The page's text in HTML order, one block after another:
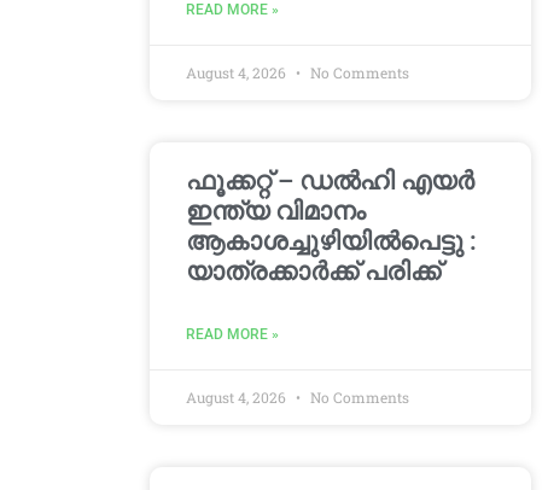
READ MORE »
August 4, 2026 No Comments
ഫൂക്കറ്റ് – ഡൽഹി എയര്‍
ഇന്ത്യ വിമാനം
ആകാശച്ചുഴിയില്‍പെട്ടു :
യാത്രക്കാര്‍ക്ക് പരിക്ക്
READ MORE »
August 4, 2026 No Comments